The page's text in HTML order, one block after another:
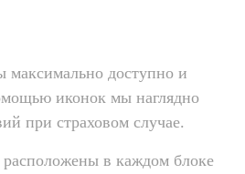
максимально доступно и
иконок мы наглядно
при страховом случае.
в каждом блоке